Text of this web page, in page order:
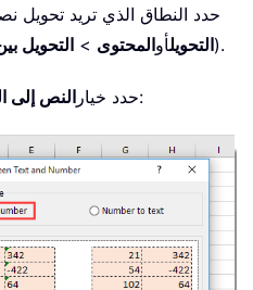
التحويلأوالمحتوى > التحويل ).
2. حدد خيار النص إلى . انظر لقطة الشاشة: